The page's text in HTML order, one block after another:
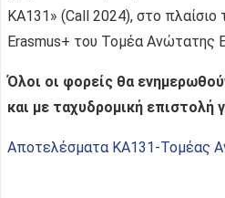
ΚΑ131» (Call 2024), στο
Erasmus+ του Τομέα Ανώτατης
Όλοι οι φορείς θα
και με ταχυδρομική επιστολή
Αποτελέσματα ΚΑ131-Τομέας